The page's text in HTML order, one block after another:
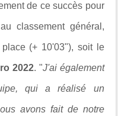
de ce succès pour
classement général,
(+ 10'03"), soit le
2022. "J'ai également
qui a réalisé un
avons fait de notre